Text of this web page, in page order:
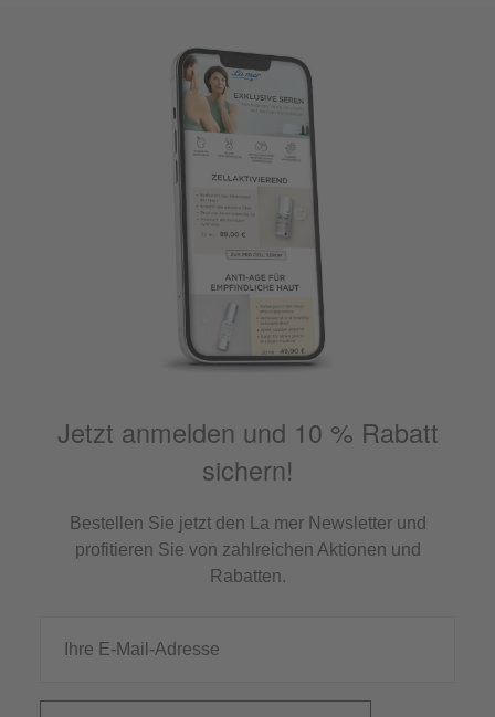
Jetzt anmelden und 10 % Rabatt
sichern!
Bestellen Sie jetzt den La mer Newsletter und
profitieren Sie von zahlreichen Aktionen und
Rabatten.